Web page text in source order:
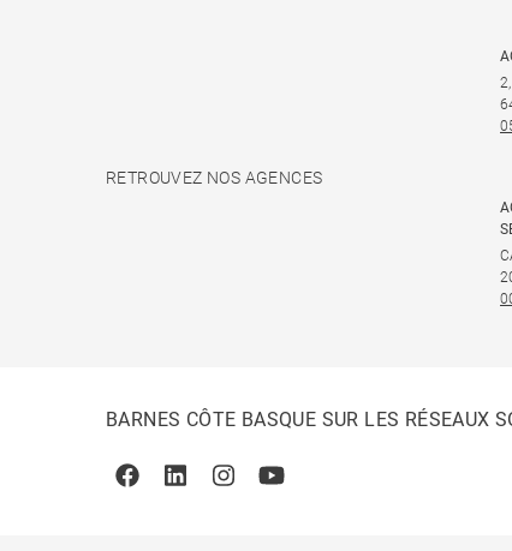
RETROUVEZ NOS AGENCES
BARNES CÔTE BASQUE SUR LES RÉSEAUX
FacebookLinkedinInstagramYoutube